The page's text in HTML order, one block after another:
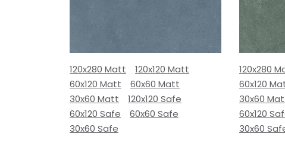
120x280 Matt
120x120 Matt
60x120 Matt
60x60 Matt
30x60 Matt
120x120 Safe
60x120 Safe
60x60 Safe
30x60 Safe
120x280
60x120
30x60
60x120
30x60